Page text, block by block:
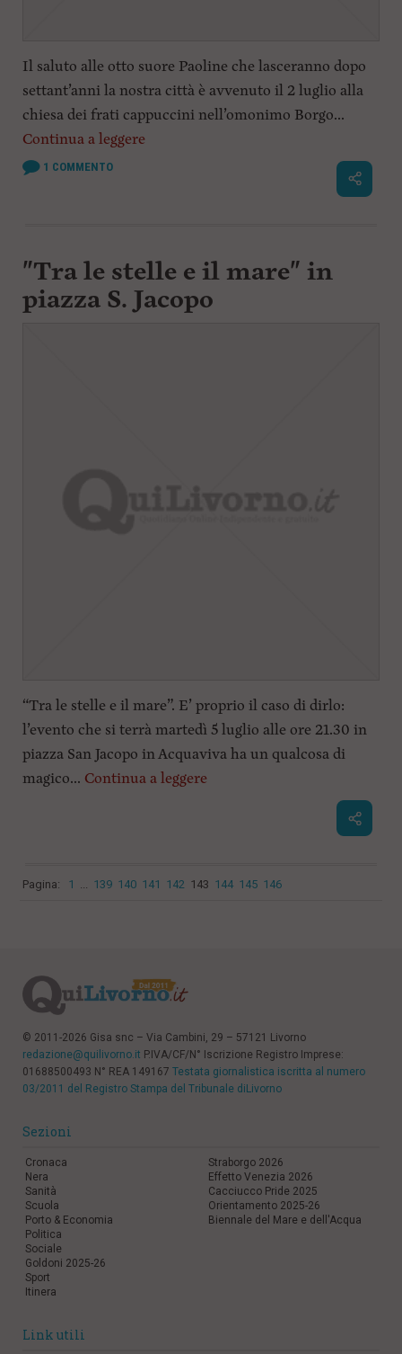
Il saluto alle otto suore Paoline che lasceranno dopo
settant’anni la nostra città è avvenuto il 2 luglio alla
chiesa dei frati cappuccini nell’omonimo Borgo...
Continua a leggere
1 COMMENTO
"Tra le stelle e il mare" in
piazza S. Jacopo
“Tra le stelle e il mare”. E’ proprio il caso di dirlo:
l’evento che si terrà martedì 5 luglio alle ore 21.30 in
piazza San Jacopo in Acquaviva ha un qualcosa di
magico... Continua a leggere
Pagina: 1 ... 139 140 141 142 143 144 145 146
© 2011-2026 Gisa snc – Via Cambini, 29 – 57121 Livorno
redazione@quilivorno.it P.IVA/CF/N° Iscrizione Registro Imprese:
01688500493 N° REA 149167 Testata giornalistica iscritta al numero
03/2011 del Registro Stampa del Tribunale diLivorno
Sezioni
Cronaca
Nera
Sanità
Scuola
Porto & Economia
Politica
Sociale
Goldoni 2025-26
Sport
Itinera
Straborgo 2026
Effetto Venezia 2026
Cacciucco Pride 2025
Orientamento 2025-26
Biennale del Mare e dell'Acqua
Link utili